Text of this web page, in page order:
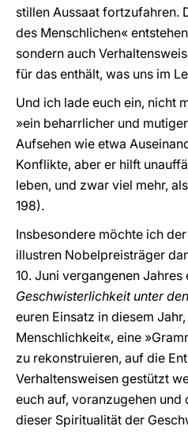
stillen Aussaat fortzufahren.
des Menschlichen«
sondern auch
für das enthält, was uns im
Und ich lade euch ein, nicht
»ein beharrlicher und
Aufsehen wie etwa
Konflikte, aber er hilft
leben, und zwar viel mehr,
198).
Insbesondere möchte ich
illustren Nobelpreisträger
10. Juni vergangenen Jahres
Geschwisterlichkeit unter
euren Einsatz in diesem
Menschlichkeit«, eine
zu rekonstruieren, auf die
Verhaltensweisen gestützt
euch auf, voranzugehen und
dieser Spiritualität der